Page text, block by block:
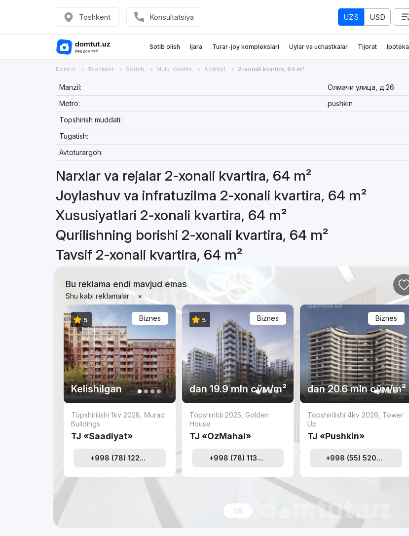
Toshkent Konsultatsiya UZS USD
Sotib olish Ijara Turar-joy komplekslari Uylar va uchastkalar Tijorat Ipoteka
Domtut Toshkent Sotish Mulk, Kvartira Andrey1 2-xonali kvartira, 64 m²
Manzil:
Олмачи улица, д.26
Metro:
pushkin
Topshirish muddati:
Tugatish:
Avtoturargoh:
Narxlar va rejalar 2-xonali kvartira, 64 m²
Joylashuv va infratuzilma 2-xonali kvartira, 64 m²
Xususiyatlari 2-xonali kvartira, 64 m²
Qurilishning borishi 2-xonali kvartira, 64 m²
Tavsif 2-xonali kvartira, 64 m²
Bu reklama endi mavjud emas
Shu kabi reklamalar ×
Biznes
Kelishilgan
5
Topshirilishi 1kv 2028 Murad
Buildings
TJ «Saadiyat»
+998 (78) 122...
Biznes
dan19.9 mln сўм/m²
5
Topshirildi 2025 Golden
House
TJ «OzMahal»
+998 (78) 113...
Biznes
dan20.6 mln сўм/m²
Topshirilishi 4kv 2026 Tower
Up
TJ «Pushkin»
+998 (55) 520...
1/8